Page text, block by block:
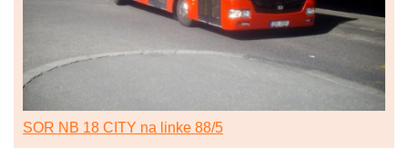
SOR NB 18 CITY na linke 88/5